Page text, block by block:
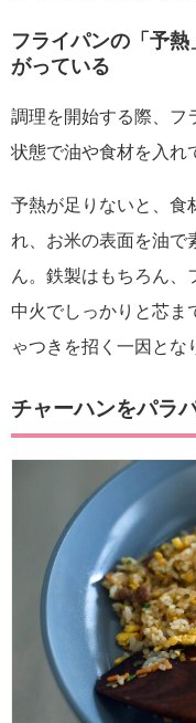
フライパンの「予
がっている
調理を開始する際、フ
状態で油や食材を入れ
予熱が足りないと、食
れ、お米の表面を油で
ん。鉄製はもちろん、
中火でしっかりと芯ま
ゃつきを招く一因とな
チャーハンをパラ